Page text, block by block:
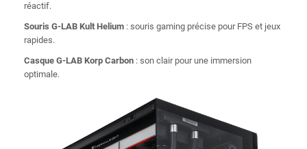
réactif.
Souris G-LAB Kult Helium : souris gaming précise pour FPS et jeux
rapides.
Casque G-LAB Korp Carbon : son clair pour une immersion
optimale.